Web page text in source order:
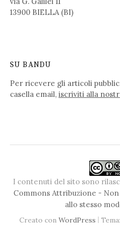
13900 BIELLA (BI)
SU BANDU
Per ricevere gli articoli
casella email, iscriviti alla
I contenuti del sito sono
Commons Attribuzione -
allo stesso
Creato con WordPress | Tema: